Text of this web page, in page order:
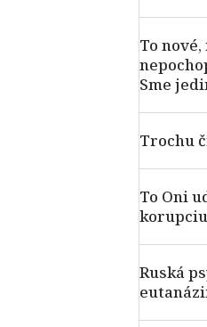
To
Sme
Trochu
To Oni
Ruská